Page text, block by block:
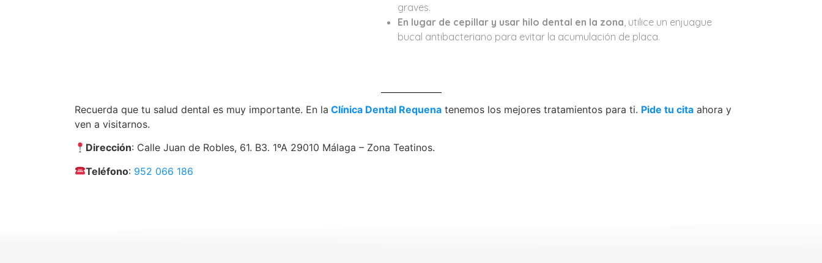
graves.
En lugar de cepillar y usar hilo dental en la zona, utilice un enjuague
bucal antibacteriano para evitar la acumulación de placa.
Recuerda que tu salud dental es muy importante. En la Clínica Dental Requena tenemos los mejores tratamientos para ti. Pide tu cita ahora y
ven a visitarnos.
Dirección: Calle Juan de Robles, 61. B3. 1ºA 29010 Málaga – Zona Teatinos.
Teléfono: 952 066 186